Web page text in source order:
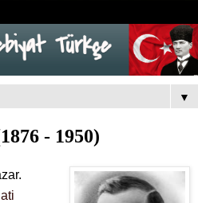
▼
- 1950)